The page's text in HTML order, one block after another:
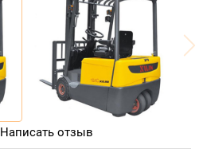
Написать отзыв